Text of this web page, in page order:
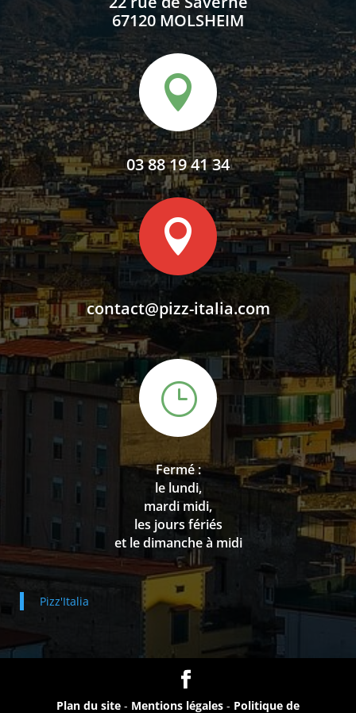
67120 MOLSHEIM

03 88 19 41 34

contact@pizz-italia.com
}
Fermé :
le lundi,
mardi midi,
les jours fériés
et le dimanche à midi
Pizz'Italia
Plan du site- Mentions légales - Politique de